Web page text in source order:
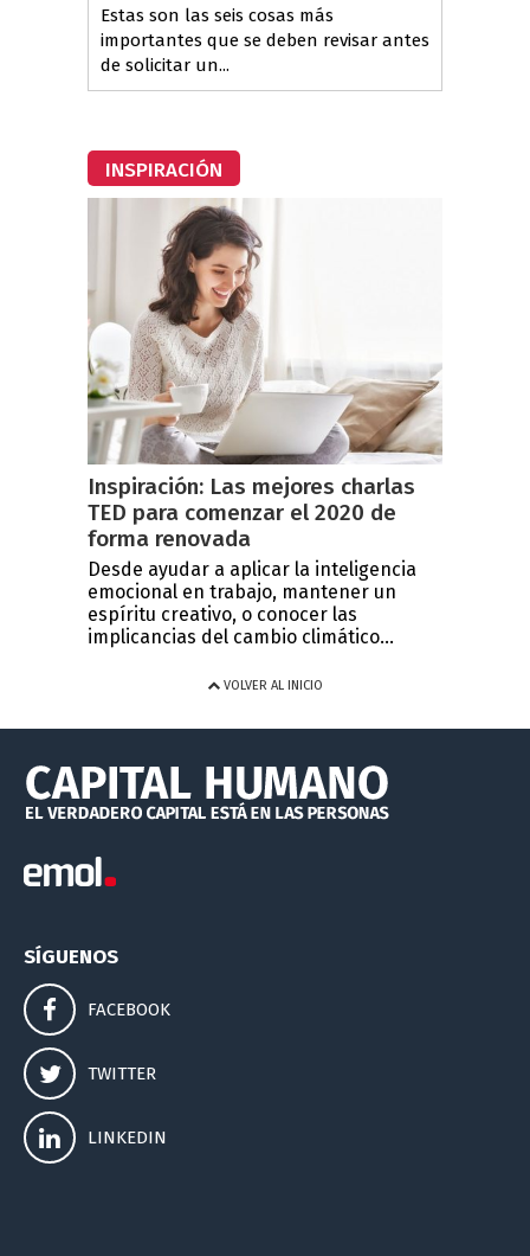
Estas son las seis cosas más
importantes que se deben revisar antes
de solicitar un...
INSPIRACIÓN
Inspiración: Las mejores charlas
TED para comenzar el 2020 de
forma renovada
Desde ayudar a aplicar la inteligencia
emocional en trabajo, mantener un
espíritu creativo, o conocer las
implicancias del cambio climático...
VOLVER AL INICIO
SÍGUENOS
FACEBOOK
TWITTER
LINKEDIN